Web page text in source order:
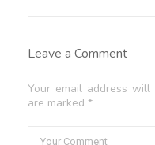
Leave a Comment
Your email address will
are marked *